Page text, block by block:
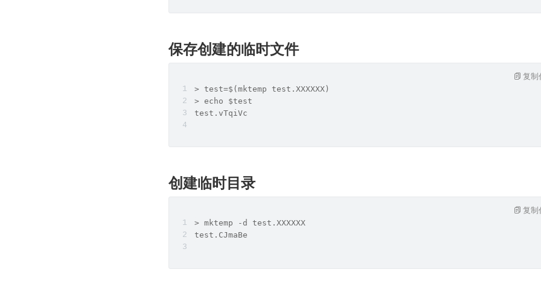
保存创建的临时文件
> test=$(mktemp test.XXXXXX)
> echo $test
test.vTqiVc
复制
创建临时目录
> mktemp -d test.XXXXXX
test.CJmaBe
复制